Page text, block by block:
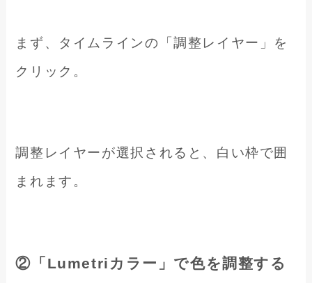
まず、タイムラインの「調整レイヤー」を
クリック。
調整レイヤーが選択されると、白い枠で囲
まれます。
②「Lumetriカラー」で色を調整する